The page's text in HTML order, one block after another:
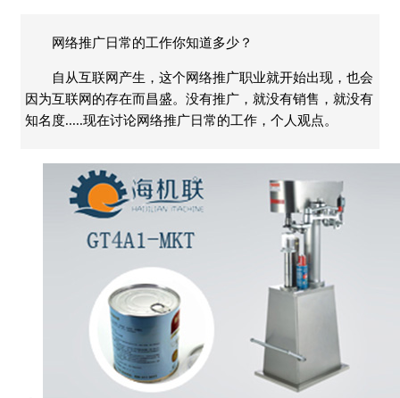
网络推广日常的工作你知道多少？
自从互联网产生，这个网络推广职业就开始出现，也会
因为互联网的存在而昌盛。没有推广，就没有销售，就没有
知名度.....现在讨论网络推广日常的工作，个人观点。